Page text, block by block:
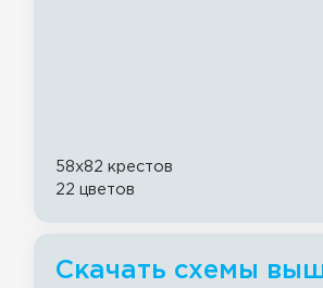
58x82 крестов
22 цветов
Скачать схемы